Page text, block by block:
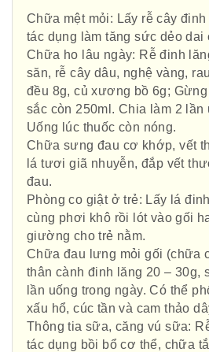
Chữa mệt mỏi: Lấy rễ cây
tác dụng làm tăng sức dẻo dai
Chữa ho lâu ngày: Rễ đinh
săn, rễ cây dâu, nghệ vàng,
đều 8g, củ xương bồ 6g; Gừng
sắc còn 250ml. Chia làm 2 lần
Uống lúc thuốc còn nóng.
Chữa sưng đau cơ khớp, vết
lá tươi giã nhuyễn, đắp vết
đau.
Phòng co giật ở trẻ: Lấy lá
cùng phơi khô rồi lót vào gối
giường cho trẻ nằm.
Chữa đau lưng mỏi gối (chữa
thân cành đinh lăng 20 – 30g,
lần uống trong ngày. Có thể
xấu hổ, cúc tần và cam thảo
Thông tia sữa, căng vú sữa:
tác dụng bồi bổ cơ thể, chữa